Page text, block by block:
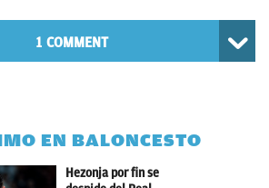
1 COMMENT
EN BALONCESTO
Hezonja por fin se